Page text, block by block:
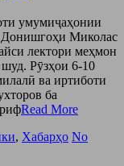
умумиҷаҳонии
Миколас
лектори меҳмон
шуд. Рӯзҳои 6-10
ва иртиботи
ба
Read More
, Хабарҳо No